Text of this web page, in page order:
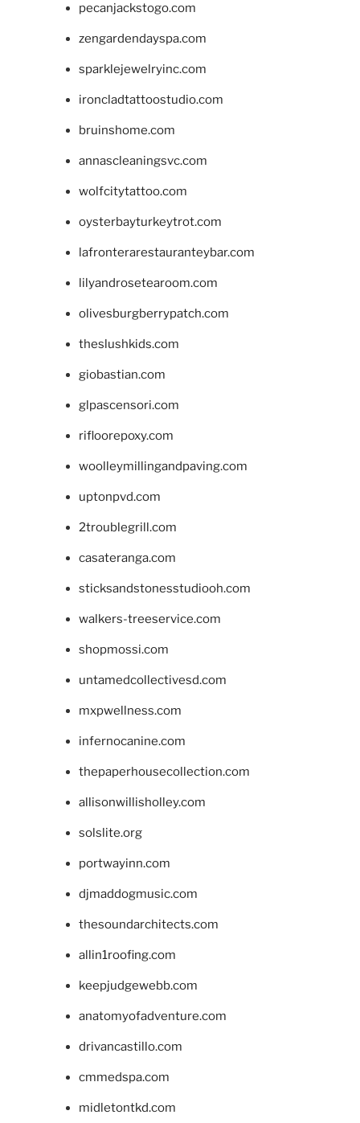
pecanjackstogo.com
zengardendayspa.com
sparklejewelryinc.com
ironcladtattoostudio.com
bruinshome.com
annascleaningsvc.com
wolfcitytattoo.com
oysterbayturkeytrot.com
lafronterarestauranteybar.com
lilyandrosetearoom.com
olivesburgberrypatch.com
theslushkids.com
giobastian.com
glpascensori.com
rifloorepoxy.com
woolleymillingandpaving.com
uptonpvd.com
2troublegrill.com
casateranga.com
sticksandstonesstudiooh.com
walkers-treeservice.com
shopmossi.com
untamedcollectivesd.com
mxpwellness.com
infernocanine.com
thepaperhousecollection.com
allisonwillisholley.com
solslite.org
portwayinn.com
djmaddogmusic.com
thesoundarchitects.com
allin1roofing.com
keepjudgewebb.com
anatomyofadventure.com
drivancastillo.com
cmmedspa.com
midletontkd.com